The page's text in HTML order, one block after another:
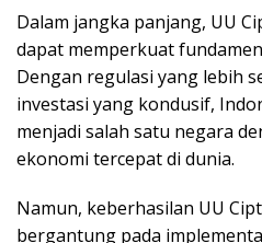
Dalam jangka panjang, UU
dapat memperkuat
Dengan regulasi yang lebih
investasi yang kondusif,
menjadi salah satu negara
ekonomi tercepat di dunia.
Namun, keberhasilan UU
bergantung pada